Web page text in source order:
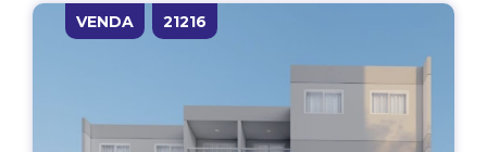
VENDA 21216